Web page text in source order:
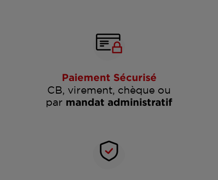
Paiement Sécurisé
CB, virement, chèque ou
par mandat administratif